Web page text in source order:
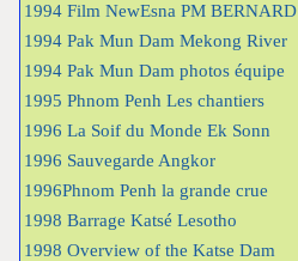
1994 Film NewEsna PM BERNARD
1994 Pak Mun Dam Mekong River
1994 Pak Mun Dam photos équipe
1995 Phnom Penh Les chantiers
1996 La Soif du Monde Ek Sonn
1996 Sauvegarde Angkor
1996Phnom Penh la grande crue
1998 Barrage Katsé Lesotho
1998 Overview of the Katse Dam